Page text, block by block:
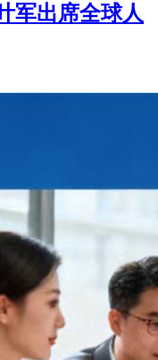
军出席全球人